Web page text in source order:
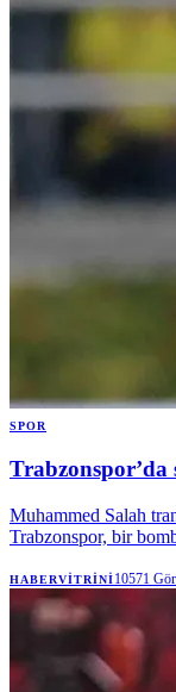
SPOR
Muhammed Salah
Trabzonspor, bir
HABERVITRINI10571